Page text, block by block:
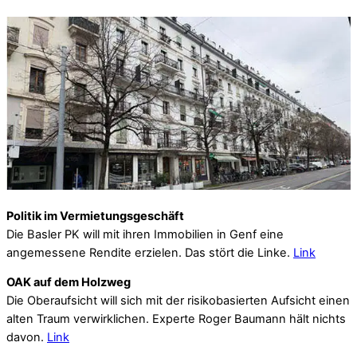
Politik im Vermietungsgeschäft
Die Basler PK will mit ihren Immobilien in Genf eine
angemessene Rendite erzielen. Das stört die Linke. Link
OAK auf dem Holzweg
Die Oberaufsicht will sich mit der risikobasierten Aufsicht einen
alten Traum verwirklichen. Experte Roger Baumann hält nichts
davon. Link